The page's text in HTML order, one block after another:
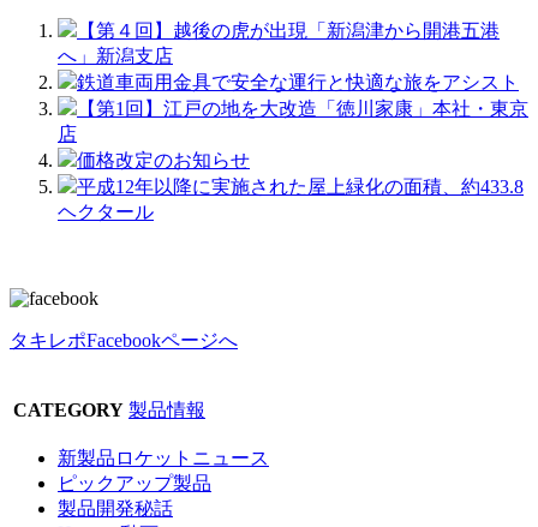
【第４回】越後の虎が出現「新潟津から開港五港
へ」新潟支店
鉄道車両用金具で安全な運行と快適な旅をアシスト
【第1回】江戸の地を大改造「徳川家康」本社・東京
店
価格改定のお知らせ
平成12年以降に実施された屋上緑化の面積、約433.8
ヘクタール
タキレポFacebookページへ
CATEGORY 製品情報
新製品ロケットニュース
ピックアップ製品
製品開発秘話